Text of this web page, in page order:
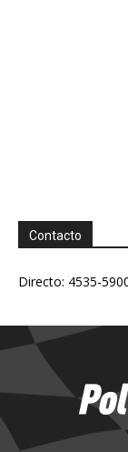
Contacto
Directo: 4535-